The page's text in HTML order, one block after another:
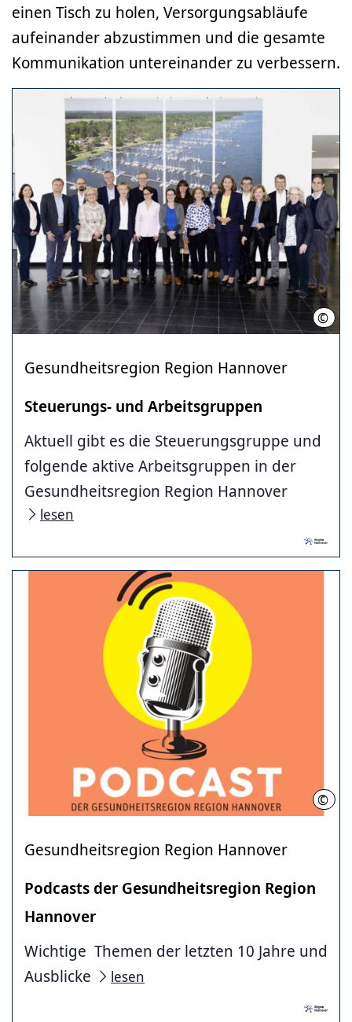
einen Tisch zu holen, Versorgungsabläufe
aufeinander abzustimmen und die gesamte
Kommunikation untereinander zu verbessern.
© Iris
Gesundheitsregion Region Hannover
Steuerungs- und Arbeitsgruppen
Aktuell gibt es die Steuerungsgruppe und
folgende aktive Arbeitsgruppen in der
Gesundheitsregion Region Hannover
lesen
© RH
Gesundheitsregion Region Hannover
Podcasts der Gesundheitsregion Region
Hannover
Wichtige Themen der letzten 10 Jahre und
Ausblicke
lesen